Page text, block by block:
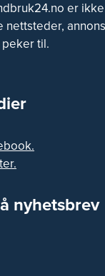
er
nettsteder,
til.
nyhetsbrev